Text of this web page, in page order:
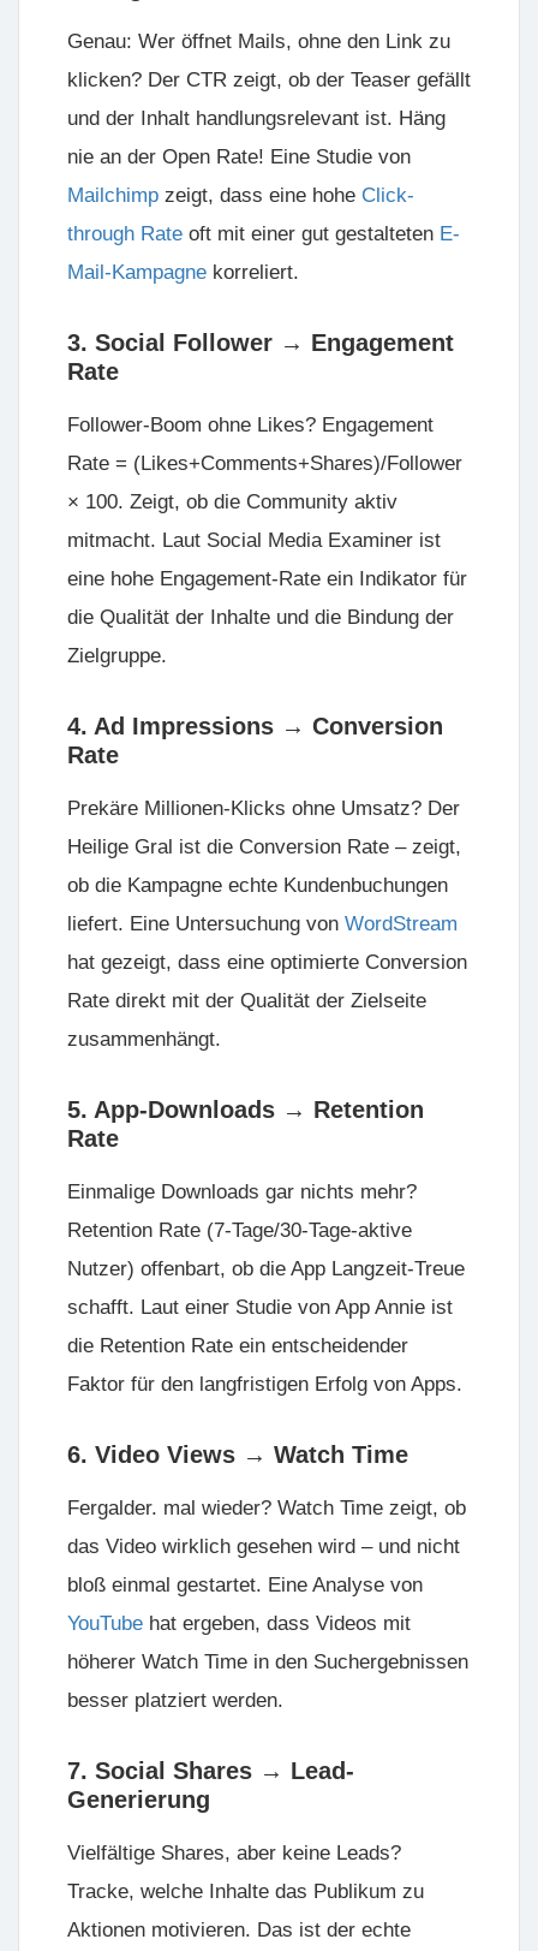
Genau: Wer öffnet Mails, ohne den Link zu
klicken? Der CTR zeigt, ob der Teaser gefällt
und der Inhalt handlungsrelevant ist. Häng
nie an der Open Rate! Eine Studie von
Mailchimp zeigt, dass eine hohe Click-
through Rate oft mit einer gut gestalteten E-
Mail-Kampagne korreliert.
3. Social Follower → Engagement
Rate
Follower-Boom ohne Likes? Engagement
Rate = (Likes+Comments+Shares)/Follower
× 100. Zeigt, ob die Community aktiv
mitmacht. Laut Social Media Examiner ist
eine hohe Engagement-Rate ein Indikator für
die Qualität der Inhalte und die Bindung der
Zielgruppe.
4. Ad Impressions → Conversion
Rate
Prekäre Millionen-Klicks ohne Umsatz? Der
Heilige Gral ist die Conversion Rate – zeigt,
ob die Kampagne echte Kundenbuchungen
liefert. Eine Untersuchung von WordStream
hat gezeigt, dass eine optimierte Conversion
Rate direkt mit der Qualität der Zielseite
zusammenhängt.
5. App-Downloads → Retention
Rate
Einmalige Downloads gar nichts mehr?
Retention Rate (7-Tage/30-Tage-aktive
Nutzer) offenbart, ob die App Langzeit-Treue
schafft. Laut einer Studie von App Annie ist
die Retention Rate ein entscheidender
Faktor für den langfristigen Erfolg von Apps.
6. Video Views → Watch Time
Fergalder. mal wieder? Watch Time zeigt, ob
das Video wirklich gesehen wird – und nicht
bloß einmal gestartet. Eine Analyse von
YouTube hat ergeben, dass Videos mit
höherer Watch Time in den Suchergebnissen
besser platziert werden.
7. Social Shares → Lead-
Generierung
Vielfältige Shares, aber keine Leads?
Tracke, welche Inhalte das Publikum zu
Aktionen motivieren. Das ist der echte